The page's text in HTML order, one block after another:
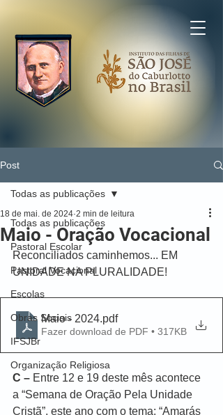
Post
Todas as publicações
Pastoral Escolar
Pastoral Vocacional
Escolas
Obras Sociais
IFSJBr
Organização Religiosa
Todas as publicações
Maio - Oração Vocacional
18 de mai. de 2024 2 min de leitura
Reconciliados caminhemos... EM
UNIDADE NA PLURALIDADE!
Maio - 2024.pdf
Fazer download de PDF • 317KB
C – Entre 12 e 19 deste mês acontece
a “Semana de Oração Pela Unidade
Cristã”, este ano com o tema: “Amarás